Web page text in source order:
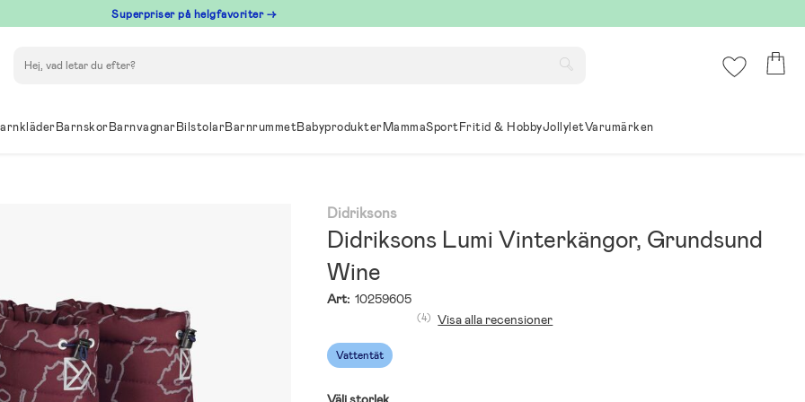
Superpriser på helgfavoriter →
BarnskorBarnvagnarBilstolarBarnrummetBabyprodukterMammaSportFritid & HobbyJollyletVarumärken
Didriksons
Didriksons Lumi Vinterkängor, Grundsund
Wine
Art: 10259605
Vattentät
(4) Visa alla recensioner